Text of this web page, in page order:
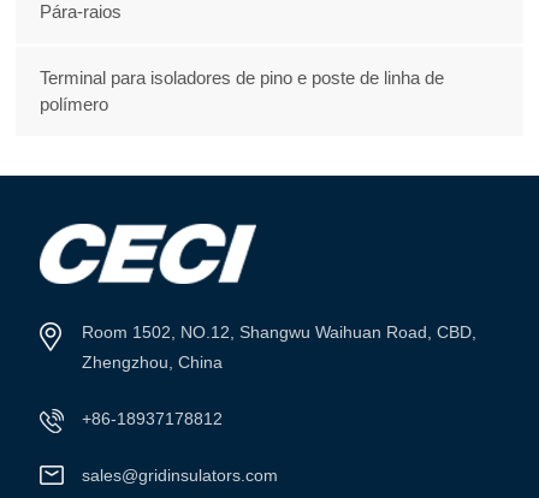
Pára-raios
Terminal para isoladores de pino e poste de linha de
polímero
Room 1502, NO.12, Shangwu Waihuan Road, CBD,
Zhengzhou, China
+86-18937178812
sales@gridinsulators.com